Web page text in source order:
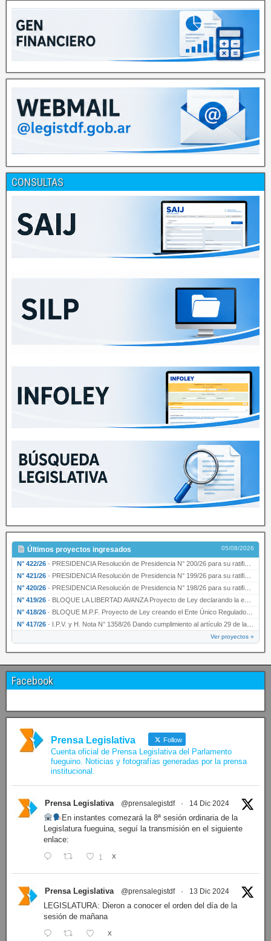
CONSULTAS
Últimos proyectos ingresados 05/08/2026
N° 422/26 · PRESIDENCIA Resolución de Presidencia N° 200/26 para su ratificación.
N° 421/26 · PRESIDENCIA Resolución de Presidencia N° 199/26 para su ratificación.
N° 420/26 · PRESIDENCIA Resolución de Presidencia N° 198/26 para su ratificación.
N° 419/26 · BLOQUE LA LIBERTAD AVANZA Proyecto de Ley declarando la esencialidad del servicio educativ…
N° 418/26 · BLOQUE M.P.F. Proyecto de Ley creando el Ente Único Regulador de servicios públicos de la …
N° 417/26 · I.P.V. y H. Nota N° 1358/26 Dando cumplimiento al artículo 29 de la Ley provincial N° 1399…
Ver proyectos »
Facebook
Prensa Legislativa Follow
Cuenta oficial de Prensa Legislativa del Parlamento
fueguino. Noticias y fotografías generadas por la prensa
institucional.
Prensa Legislativa @prensalegistdf · 14 Dic 2024
En instantes comezará la 8ª sesión ordinaria de la
Legislatura fueguina, seguí la transmisión en el siguiente
enlace:
1 X
Prensa Legislativa @prensalegistdf · 13 Dic 2024
LEGISLATURA: Dieron a conocer el orden del día de la
sesión de mañana
X